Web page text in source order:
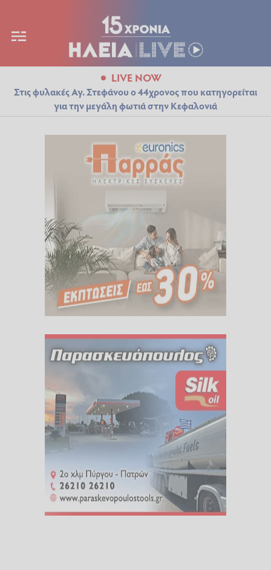
LIVE NOW
Στις φυλακές Αγ. Στεφάνου ο 44χρονος που κατηγορείται
για την μεγάλη φωτιά στην Κεφαλονιά